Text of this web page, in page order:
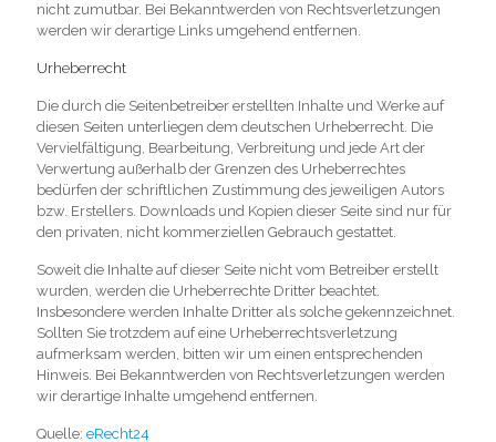
nicht zumutbar. Bei Bekanntwerden von Rechtsverletzungen
werden wir derartige Links umgehend entfernen.
Urheberrecht
Die durch die Seitenbetreiber erstellten Inhalte und Werke auf
diesen Seiten unterliegen dem deutschen Urheberrecht. Die
Vervielfältigung, Bearbeitung, Verbreitung und jede Art der
Verwertung außerhalb der Grenzen des Urheberrechtes
bedürfen der schriftlichen Zustimmung des jeweiligen Autors
bzw. Erstellers. Downloads und Kopien dieser Seite sind nur für
den privaten, nicht kommerziellen Gebrauch gestattet.
Soweit die Inhalte auf dieser Seite nicht vom Betreiber erstellt
wurden, werden die Urheberrechte Dritter beachtet.
Insbesondere werden Inhalte Dritter als solche gekennzeichnet.
Sollten Sie trotzdem auf eine Urheberrechtsverletzung
aufmerksam werden, bitten wir um einen entsprechenden
Hinweis. Bei Bekanntwerden von Rechtsverletzungen werden
wir derartige Inhalte umgehend entfernen.
Quelle: eRecht24